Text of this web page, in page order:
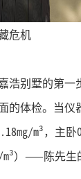
危机
浩别墅的第一
的体检。当仪
m³，主卧
）——陈先生